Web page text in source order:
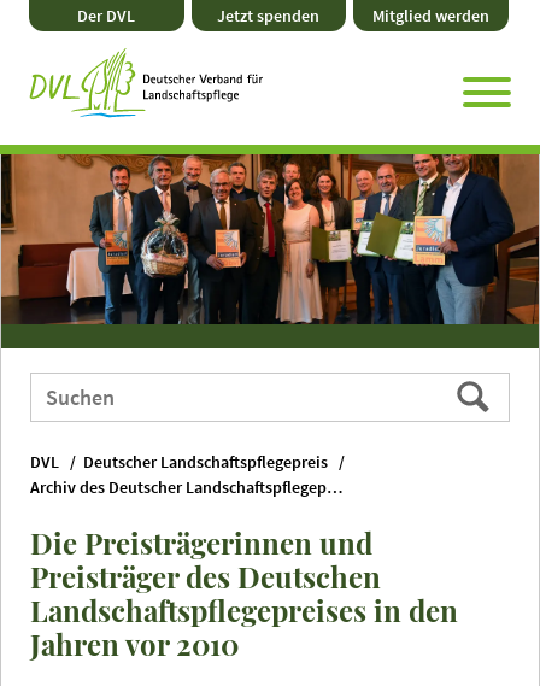
Direkt
zum
Zum
Hauptmenü
Zum
Seitenende
Zur
Website-
Der DVL Jetzt spenden Mitglied werden
Webauftritt
durchsuchen
Suchen
DVL
Deutscher Landschaftspflegepreis
Archiv des Deutscher Landschaftspflegepreises bis 2010
Die Preisträgerinnen und
Preisträger des Deutschen
Landschaftspflegepreises in den
Jahren vor 2010